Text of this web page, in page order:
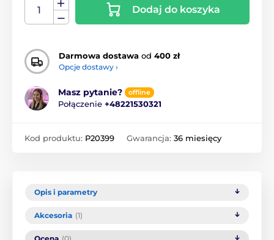
Dodaj do koszyka
Darmowa dostawa od 400 zł
Opcje dostawy ›
Masz pytanie? offline
Połączenie +48221530321
Kod produktu: P20399 Gwarancja: 36 miesięcy
Opis i parametry
Akcesoria (1)